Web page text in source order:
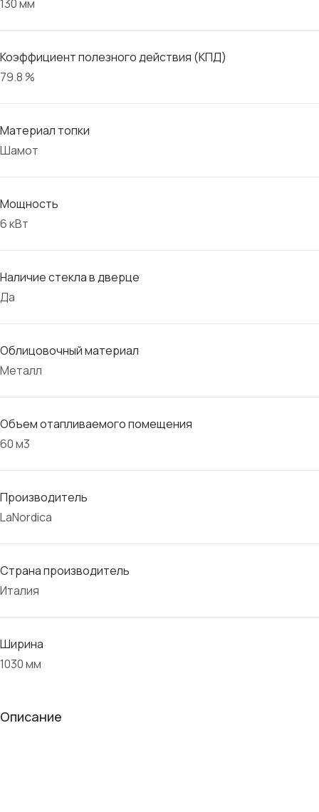
130 мм
Коэффициент полезного действия (КПД)
79.8 %
Материал топки
Шамот
Мощность
6 кВт
Наличие стекла в дверце
Да
Облицовочный материал
Металл
Объем отапливаемого помещения
60 м3
Производитель
LaNordica
Страна производитель
Италия
Ширина
1030 мм
Описание